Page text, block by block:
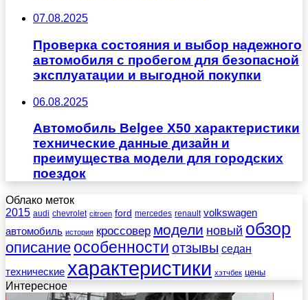
07.08.2025
Проверка состояния и выбор надежного
автомобиля с пробегом для безопасной
эксплуатации и выгодной покупки
06.08.2025
Автомобиль Belgee X50 характеристики
технические данные дизайн и
преимущества модели для городских
поездок
Облако меток
2015 audi chevrolet citroen ford mercedes renault volkswagen
автомобиль история кроссовер модели новый обзор
описание особенности отзывы седан
технические характеристики хэтчбек цены
Интересное